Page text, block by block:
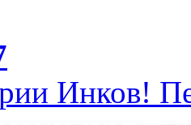
Инков!